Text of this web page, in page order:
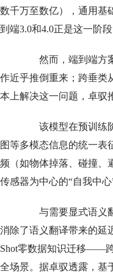
数千万至数亿），通用基
到端3.0和4.0正是这一阶段
然而，端到端方案
作近乎推倒重来；跨垂类
本上解决这一问题，卓驭
该模型在预训练阶
图等多模态信息的统一表
频（如物体掉落、碰撞、
传感器为中心的“自我中
与需要显式语义翻
消除了语义翻译带来的延
Shot零数据知识迁移——
全场景。据卓驭透露，基